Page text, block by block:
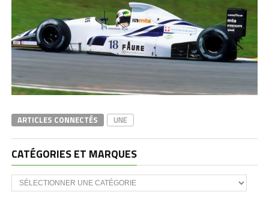
ARTICLES CONNECTÉS UNE
CATÉGORIES ET MARQUES
Catégories
et